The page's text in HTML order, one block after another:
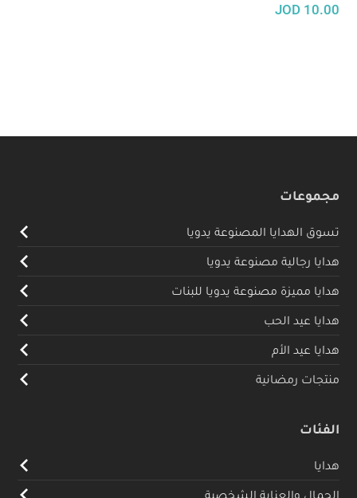
10.00
JOD
مجموعات
تسوق الهدايا المصنوعة يدويا
هدايا رجالية مصنوعة يدويا
هدايا مميزة مصنوعة يدويا للبنات
هدايا عيد الحب
هدايا عيد الأم
منتجات رمضانية
الفئات
هدايا
الجمال والعناية الشخصية